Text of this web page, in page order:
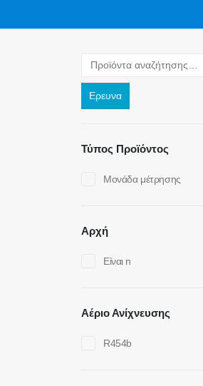
Ερευνα
Τύπος Προϊόντος
Μονάδα μέτρησης
Αρχή
Είναι n
Αέριο Ανίχνευσης
R454b